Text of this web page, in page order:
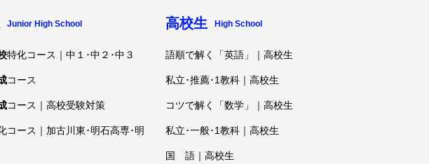
Junior High School
特化コース｜中１･中２･中３
コース
コース｜高校受験対策
コース｜加古川東･明石高専･明
高校生 High School
語順で解く「英語」｜高校生
私立･推薦･1教科｜高校生
コツで解く「数学」｜高校生
私立･一般･1教科｜高校生
国 語｜高校生